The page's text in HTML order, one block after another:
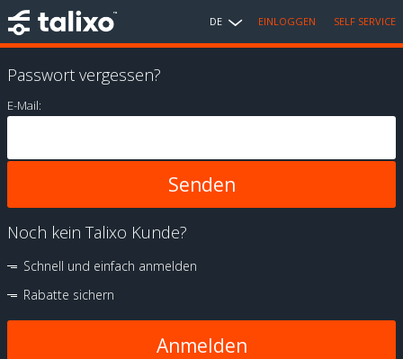
DE EINLOGGEN SELF SERVICE
Passwort vergessen?
E-Mail:
Noch kein Talixo Kunde?
Schnell und einfach anmelden
Rabatte sichern
Anmelden